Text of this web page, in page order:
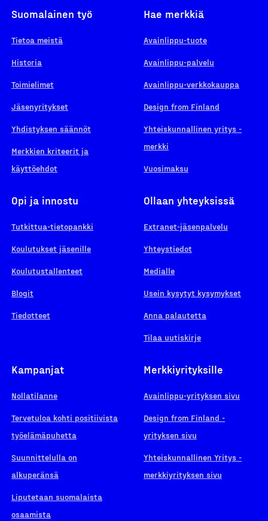
Suomalainen työ
Tietoa meistä
Historia
Toimielimet
Jäsenyritykset
Yhdistyksen säännöt
Merkkien kriteerit ja
käyttöehdot
Hae merkkiä
Avainlippu-tuote
Avainlippu-palvelu
Avainlippu-verkkokauppa
Design from Finland
Yhteiskunnallinen yritys -
merkki
Vuosimaksu
Opi ja innostu
Tutkittua-tietopankki
Koulutukset jäsenille
Koulutustallenteet
Blogit
Tiedotteet
Ollaan yhteyksissä
Extranet-jäsenpalvelu
Yhteystiedot
Medialle
Usein kysytyt kysymykset
Anna palautetta
Tilaa uutiskirje
Kampanjat
Nollatilanne
Tervetuloa kohti positiivista
työelämäpuhetta
Suunnittelulla on
alkuperänsä
Liputetaan suomalaista
osaamista
Merkkiyrityksille
Avainlippu-yrityksen sivu
Design from Finland -
yrityksen sivu
Yhteiskunnallinen Yritys -
merkkiyrityksen sivu